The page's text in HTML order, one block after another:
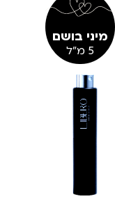
מיני בושם
5 מ"ל